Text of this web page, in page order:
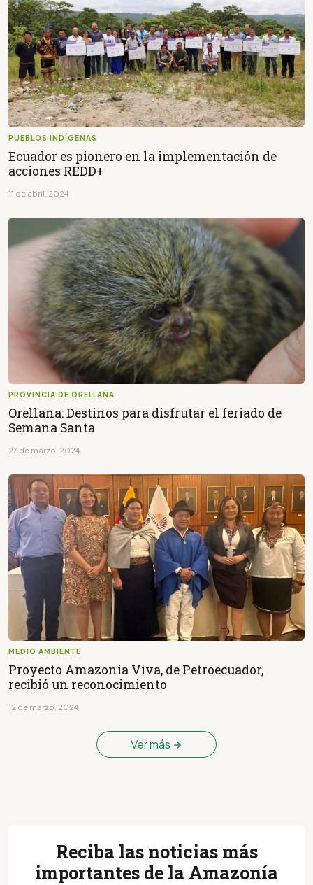
PUEBLOS INDÍGENAS
Ecuador es pionero en la implementación de
acciones REDD+
11 de abril, 2024
PROVINCIA DE ORELLANA
Orellana: Destinos para disfrutar el feriado de
Semana Santa
27 de marzo, 2024
MEDIO AMBIENTE
Proyecto Amazonía Viva, de Petroecuador,
recibió un reconocimiento
12 de marzo, 2024
Ver más
Reciba las noticias más
importantes de la Amazonía